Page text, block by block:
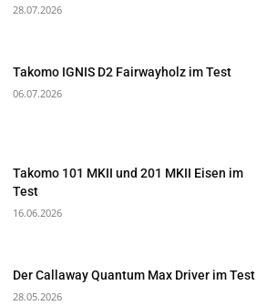
28.07.2026
Takomo IGNIS D2 Fairwayholz im Test
06.07.2026
Takomo 101 MKII und 201 MKII Eisen im
Test
16.06.2026
Der Callaway Quantum Max Driver im Test
28.05.2026